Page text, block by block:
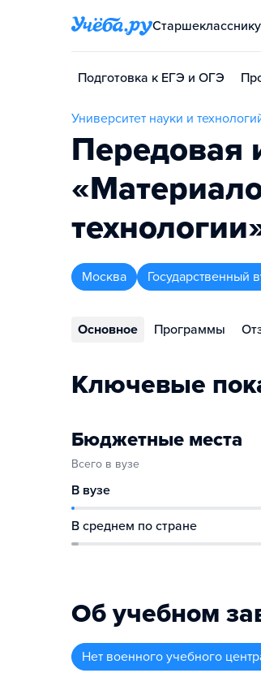
Подготовка к ЕГЭ и ОГЭ
Университет науки и
Передовая
Москва Государственный
Основное Программы
Ключевые
Бюджетные места
Всего в вузе
В вузе
В среднем по стране
Об учебном
Нет военного учебного